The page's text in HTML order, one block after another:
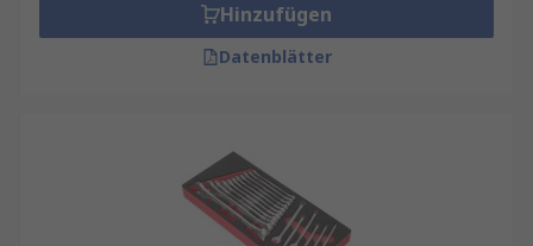
Hinzufügen
Datenblätter